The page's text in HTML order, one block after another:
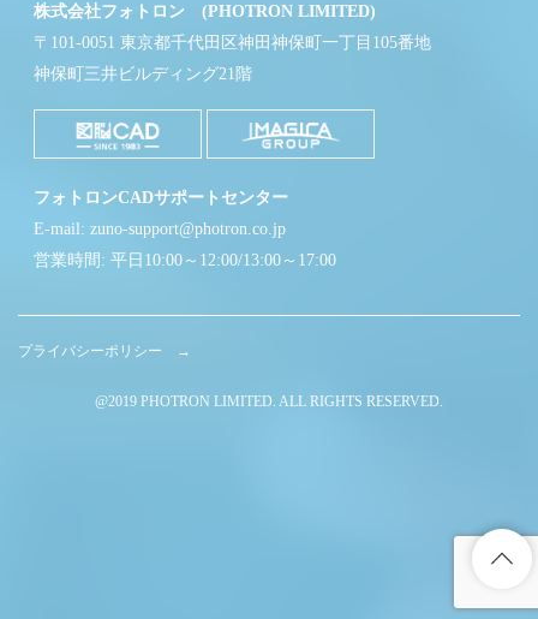
株式会社フォトロン (PHOTRON LIMITED)
〒101-0051 東京都千代田区神田神保町一丁目105番地
神保町三井ビルディング21階
フォトロンCADサポートセンター
E-mail: zuno-support@photron.co.jp
営業時間: 平日10:00～12:00/13:00～17:00
プライバシーポリシー →
@2019 PHOTRON LIMITED. ALL RIGHTS RESERVED.